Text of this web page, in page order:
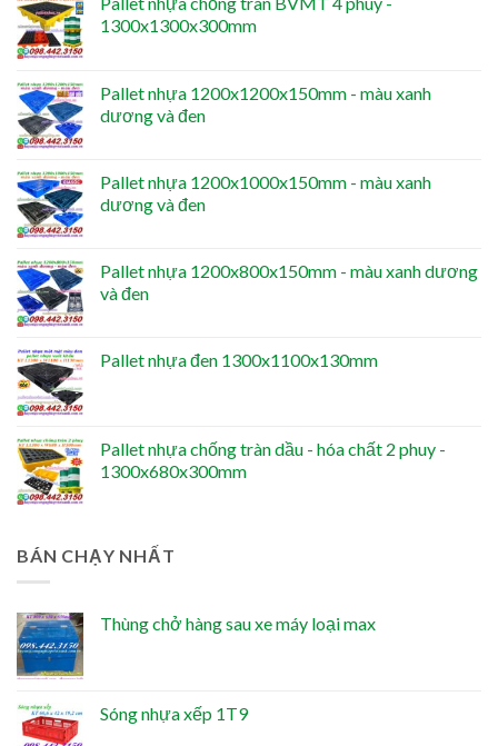
1300x1300x300mm
Pallet nhựa 1200x1200x150mm - màu xanh
dương và đen
Pallet nhựa 1200x1000x150mm - màu xanh
dương và đen
Pallet nhựa 1200x800x150mm - màu xanh dương
và đen
Pallet nhựa đen 1300x1100x130mm
Pallet nhựa chống tràn dầu - hóa chất 2 phuy -
1300x680x300mm
BÁN CHẠY NHẤT
Thùng chở hàng sau xe máy loại max
Sóng nhựa xếp 1T9